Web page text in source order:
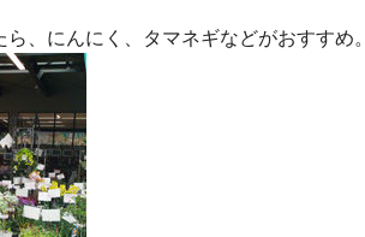
、にんにく、タマネギなどがおすすめ。